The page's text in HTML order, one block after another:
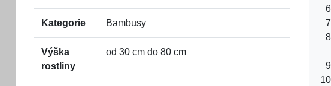
Kategorie Bambusy
Výška
rostliny
od 30 cm do 80 cm